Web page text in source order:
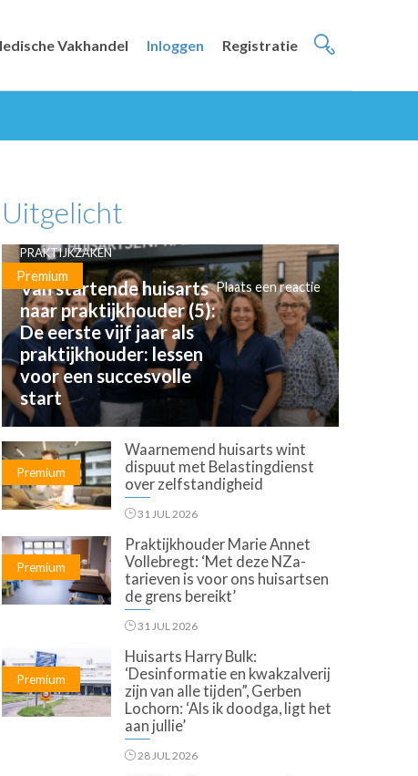
Vakhandel Inloggen Registratie
Uitgelicht
Premium
PRAKTIJKZAKEN
Van startende huisarts
naar praktijkhouder (5):
De eerste vijf jaar als
praktijkhouder: lessen
voor een succesvolle
start
Plaats een reactie
Premium
Waarnemend huisarts wint
dispuut met Belastingdienst
over zelfstandigheid
31 JUL 2026
Premium
Praktijkhouder Marie Annet
Vollebregt: ‘Met deze NZa-
tarieven is voor ons huisartsen
de grens bereikt’
31 JUL 2026
Premium
Huisarts Harry Bulk:
‘Desinformatie en kwakzalverij
zijn van alle tijden”, Gerben
Lochorn: ‘Als ik doodga, ligt het
aan jullie’
28 JUL 2026